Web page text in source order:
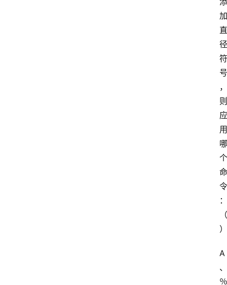
加
直
径
符
号
，
则
应
用
哪
个
命
令
：
（
）
A
、
％